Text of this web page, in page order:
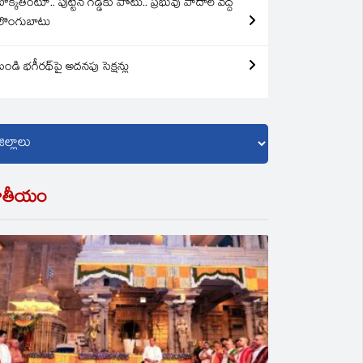
పుట్టిన గడ్డకు పోటు.. ప్రభువు పాదాల వద్ద
భగీరథ్‌పై అదనపు సెక్షన్లు